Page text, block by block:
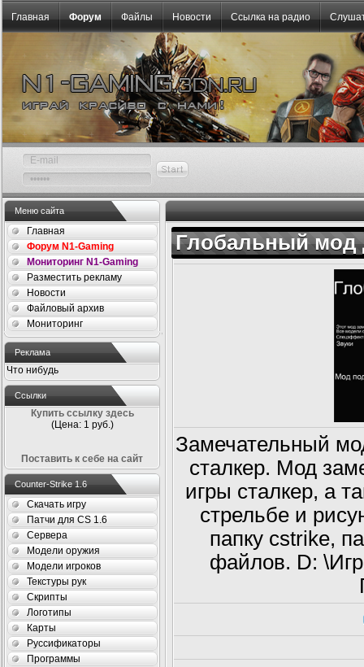
Главная Форум Файлы Новости Ссылка на радио
Меню сайта
Главная
Форум N1-Gaming
Мониторинг N1-Gaming
Разместить рекламу
Новости
Файловый архив
Мониторинг
Реклама
Что нибудь
Ссылки
Купить ссылку здесь
(Цена: 1 руб.)
Поставить к себе на сайт
Counter-Strike 1.6
Скачать игру
Патчи для CS 1.6
Сервера
Модели оружия
Модели игроков
Текстуры рук
Скрипты
Логотипы
Карты
Руссификаторы
Программы
Глобальный мод
Замечательный
сталкер. Мод
игры сталкер, а
стрельбе и
папку cstrike,
файлов. D: